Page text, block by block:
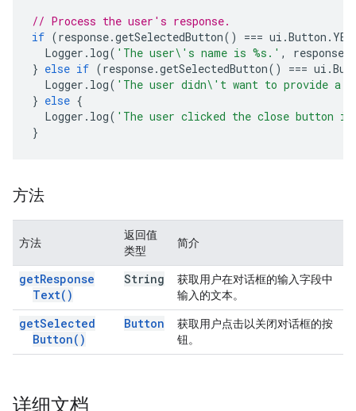
// Process the user's response.
if (response.getSelectedButton() === ui .Button . YES
Logger . log( 'The user\'s name is %s.' , response
} else if (response.getSelectedButton() === ui .
Logger . log( 'The user didn\'t want to provide a
} else {
Logger . log( 'The user clicked the close
}
方法
方法
返回值
类型
简介
getResponse
Text( )
String
获取用户在对话框的输入字段中
输入的文本。
getSelected
Button( )
Button
获取用户点击以关闭对话框的按
钮。
详细文档